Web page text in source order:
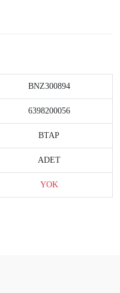
BNZ300894
6398200056
BTAP
ADET
YOK